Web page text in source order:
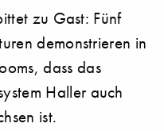
zu Gast: Fünf
demonstrieren in
dass das
Haller auch
ist.